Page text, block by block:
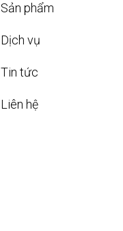
Sản phẩm
Dịch vụ
Tin tức
Liên hệ